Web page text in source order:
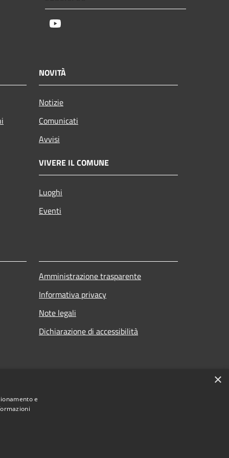
NOVITÀ
Notizie
Comunicati
Avvisi
VIVERE IL COMUNE
Luoghi
Eventi
Amministrazione trasparente
Informativa privacy
Note legali
Dichiarazione di accessibilità
×
e